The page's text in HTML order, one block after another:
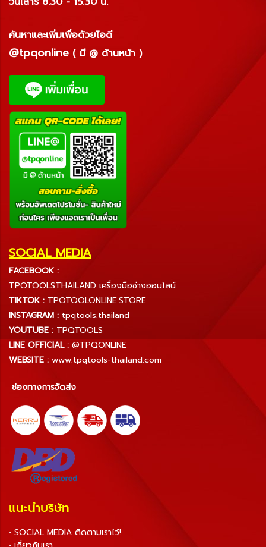
ค้นหาและเพิ่มเพื่อด้วยไอดี
@tpqonline ( มี @ ด้านหน้า )
SOCIAL MEDIA
FACEBOOK :
TPQTOOLSTHAILAND เครื่องมือช่างออนไลน์
TIKTOK : TPQTOOLONLINE.STORE
INSTAGRAM : tpqtools.thailand
YOUTUBE : TPQTOOLS
LINE OFFICIAL : @TPQONLINE
WEBSITE : www.tpqtools-thailand.com
ช่องทางการจัดส่ง
แนะนำบริษัท
• SOCIAL MEDIA ติดตามเราไว้!